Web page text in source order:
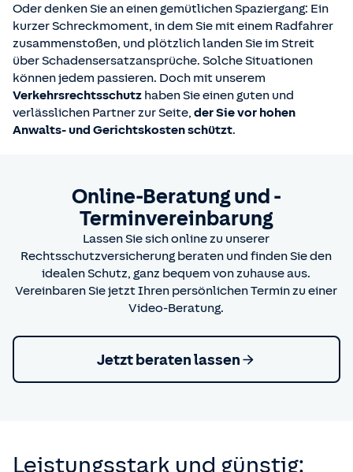
Oder denken Sie an einen gemütlichen Spaziergang: Ein
kurzer Schreckmoment, in dem Sie mit einem Radfahrer
zusammenstoßen, und plötzlich landen Sie im Streit
über Schadensersatzansprüche. Solche Situationen
können jedem passieren. Doch mit unserem
Verkehrsrechtsschutz haben Sie einen guten und
verlässlichen Partner zur Seite, der Sie vor hohen
Anwalts- und Gerichtskosten schützt.
Online-Beratung und -
Terminvereinbarung
Lassen Sie sich online zu unserer
Rechtsschutzversicherung beraten und finden Sie den
idealen Schutz, ganz bequem von zuhause aus.
Vereinbaren Sie jetzt Ihren persönlichen Termin zu einer
Video-Beratung.
Jetzt beraten lassen
Leistungsstark und günstig: